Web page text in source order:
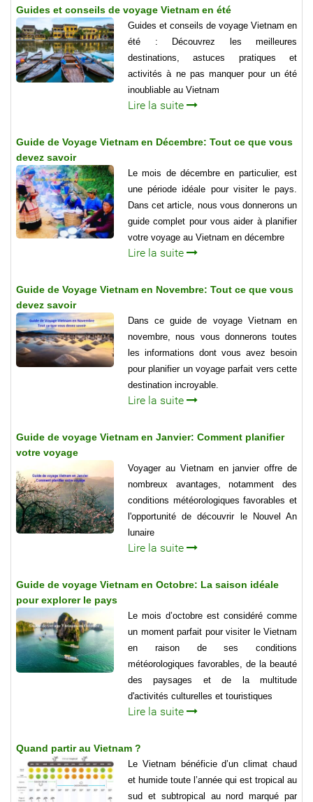
Guides et conseils de voyage Vietnam en été
Guides et conseils de voyage Vietnam en
été : Découvrez les meilleures
destinations, astuces pratiques et
activités à ne pas manquer pour un été
inoubliable au Vietnam
Lire la suite
Guide de Voyage Vietnam en Décembre: Tout ce que vous
devez savoir
Le mois de décembre en particulier, est
une période idéale pour visiter le pays.
Dans cet article, nous vous donnerons un
guide complet pour vous aider à planifier
votre voyage au Vietnam en décembre
Lire la suite
Guide de Voyage Vietnam en Novembre: Tout ce que vous
devez savoir
Dans ce guide de voyage Vietnam en
novembre, nous vous donnerons toutes
les informations dont vous avez besoin
pour planifier un voyage parfait vers cette
destination incroyable.
Lire la suite
Guide de voyage Vietnam en Janvier: Comment planifier
votre voyage
Voyager au Vietnam en janvier offre de
nombreux avantages, notamment des
conditions météorologiques favorables et
l'opportunité de découvrir le Nouvel An
lunaire
Lire la suite
Guide de voyage Vietnam en Octobre: La saison idéale
pour explorer le pays
Le mois d’octobre est considéré comme
un moment parfait pour visiter le Vietnam
en raison de ses conditions
météorologiques favorables, de la beauté
des paysages et de la multitude
d'activités culturelles et touristiques
Lire la suite
Quand partir au Vietnam ?
Le Vietnam bénéficie d’un climat chaud
et humide toute l’année qui est tropical au
sud et subtropical au nord marqué par